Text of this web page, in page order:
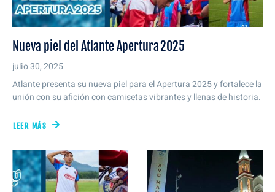
Nueva piel del Atlante Apertura 2025
julio 30, 2025
Atlante presenta su nueva piel para el Apertura 2025 y fortalece la
unión con su afición con camisetas vibrantes y llenas de historia.
LEER MÁS